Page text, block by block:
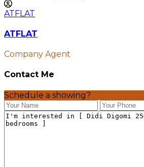
ATFLAT
ATFLAT
Company Agent
Contact Me
Schedule a showing?